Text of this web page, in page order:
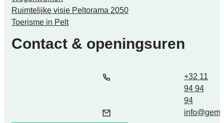
Ruimtelijke visie Peltorama 2050
Toerisme in Pelt
Contact & openingsuren
+32 11
94 94
94
info@